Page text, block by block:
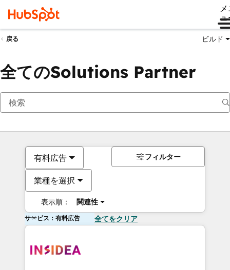
ュ
戻る ビルド
全てのSolutions Partner
有料広告
業種を選択
表示順： 関連性
フィルター
サービス：有料広告 全てをクリア